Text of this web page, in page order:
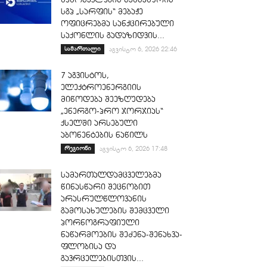
სგპ „სარფის“ მებაჟე
ოფიცრებმა სანქცირებული
საქონლის გადაზიდვის...
სამართალი აგვისტო 6, 2026 22:46
7 აგვისტოს,
ელექტროენერგიის
მიწოდება შეეზღუდება
„ენერგო-პრო ჯორჯიას“
ქსელში არსებული
აბონენტების ნაწილს
რეგიონი აგვისტო 6, 2026 17:48
სამართალდამცველებმა
წინასწარი შეცნობით
არასრულწლოვანის
გამოსახულების შემცველი
პორნოგრაფიული
ნაწარმოების შეძენა-შენახვა-
ფლობისა და
გავრცელებისთვის...